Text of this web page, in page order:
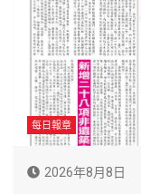
每日報章
2026年8月8日